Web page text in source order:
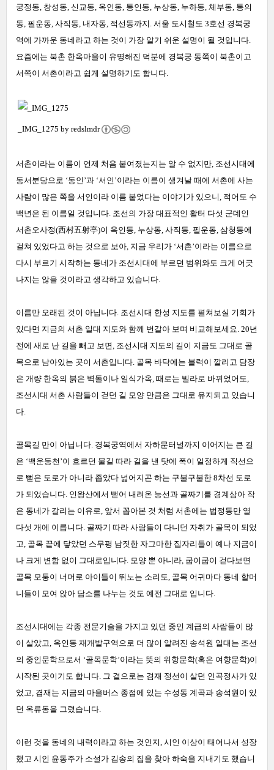
궁정동, 창성동, 신교동, 옥인동, 통인동, 누상동, 누하동, 체부동, 통의
동, 필운동, 사직동, 내자동, 적선동까지. 서울 도시철도 3호선 경복궁
역에 가까운 동네라고 하는 것이 가장 알기 쉬운 설명이 될 것입니다.
요즘에는 북촌 한옥마을이 유명해진 덕분에 경복궁 동쪽이 북촌이고
서쪽이 서촌이라고 쉽게 설명하기도 합니다.
_IMG_1275 by redslmdr
서촌이라는 이름이 언제 처음 붙여졌는지는 알 수 없지만, 조선시대에
동서분당으로 ‘동인’과 ‘서인’이라는 이름이 생겨날 때에 서촌에 사는
사람이 많은 쪽을 서인이라 이름 붙었다는 이야기가 있으니, 적어도 수
백년은 된 이름일 것입니다. 조선의 가장 대표적인 활터 다섯 군데인
서촌오사정(西村五射亭)이 옥인동, 누상동, 사직동, 필운동, 삼청동에
걸쳐 있었다고 하는 것으로 보아, 지금 우리가 ‘서촌’이라는 이름으로
다시 부르기 시작하는 동네가 조선시대에 부르던 범위와도 크게 어긋
나지는 않을 것이라고 생각하고 있습니다.
이름만 오래된 것이 아닙니다. 조선시대 한성 지도를 펼쳐보실 기회가
있다면 지금의 서촌 일대 지도와 함께 번갈아 보며 비교해보세요. 20년
전에 새로 난 길을 빼고 보면, 조선시대 지도의 길이 지금도 그대로 골
목으로 남아있는 곳이 서촌입니다. 골목 바닥에는 블럭이 깔리고 담장
은 개량 한옥의 붉은 벽돌이나 일식가옥, 때로는 빌라로 바뀌었어도,
조선시대 서촌 사람들이 걷던 길 모양 만큼은 그대로 유지되고 있습니
다.
골목길 만이 아닙니다. 경복궁역에서 자하문터널까지 이어지는 큰 길
은 ‘백운동천’이 흐르던 물길 따라 길을 낸 탓에 폭이 일정하게 직선으
로 뻗은 도로가 아니라 좁았다 넓어지곤 하는 구불구불한 8차선 도로
가 되었습니다. 인왕산에서 뻗어 내려온 능선과 골짜기를 경계삼아 작
은 동네가 갈리는 이유로, 앞서 꼽아본 것 처럼 서촌에는 법정동만 열
다섯 개에 이릅니다. 골짜기 따라 사람들이 다니던 자취가 골목이 되었
고, 골목 끝에 닿았던 스무평 남짓한 자그마한 집자리들이 예나 지금이
나 크게 변함 없이 그대로입니다. 모양 뿐 아니라, 굽이굽이 걷다보면
골목 모퉁이 너머로 아이들이 뛰노는 소리도, 골목 어귀마다 동네 할머
니들이 모여 앉아 담소를 나누는 것도 예전 그대로 입니다.
조선시대에는 각종 전문기술을 가지고 있던 중인 계급의 사람들이 많
이 살았고, 옥인동 재개발구역으로 더 많이 알려진 송석원 일대는 조선
의 중인문학으로서 ‘골목문학’이라는 뜻의 위항문학(혹은 여향문학)이
시작된 곳이기도 합니다. 그 곁으로는 겸재 정선이 살던 인곡정사가 있
었고, 겸재는 지금의 마을버스 종점에 있는 수성동 계곡과 송석원이 있
던 옥류동을 그렸습니다.
이런 것을 동네의 내력이라고 하는 것인지, 시인 이상이 태어나서 성장
했고 시인 윤동주가 소설가 김송의 집을 찾아 하숙을 지내기도 했습니